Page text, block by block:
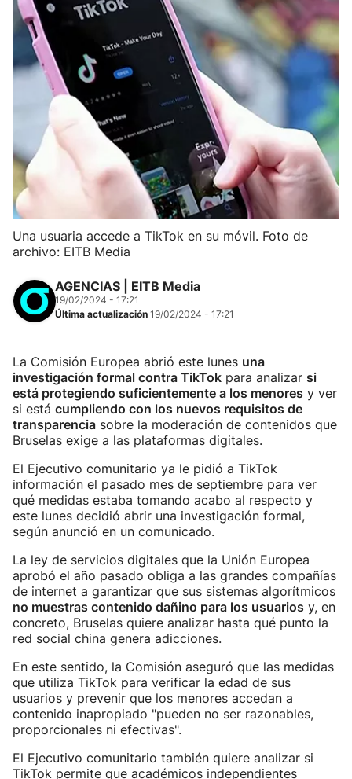
Una usuaria accede a TikTok en su móvil. Foto de
archivo: EITB Media
AGENCIAS | EITB Media
19/02/2024 - 17:21
Última actualización 19/02/2024 - 17:21
La Comisión Europea abrió este lunes una
investigación formal contra TikTok para analizar si
está protegiendo suficientemente a los menores y ver
si está cumpliendo con los nuevos requisitos de
transparencia sobre la moderación de contenidos que
Bruselas exige a las plataformas digitales.
El Ejecutivo comunitario ya le pidió a TikTok
información el pasado mes de septiembre para ver
qué medidas estaba tomando acabo al respecto y
este lunes decidió abrir una investigación formal,
según anunció en un comunicado.
La ley de servicios digitales que la Unión Europea
aprobó el año pasado obliga a las grandes compañías
de internet a garantizar que sus sistemas algorítmicos
no muestras contenido dañino para los usuarios y, en
concreto, Bruselas quiere analizar hasta qué punto la
red social china genera adicciones.
En este sentido, la Comisión aseguró que las medidas
que utiliza TikTok para verificar la edad de sus
usuarios y prevenir que los menores accedan a
contenido inapropiado "pueden no ser razonables,
proporcionales ni efectivas".
El Ejecutivo comunitario también quiere analizar si
TikTok permite que académicos independientes